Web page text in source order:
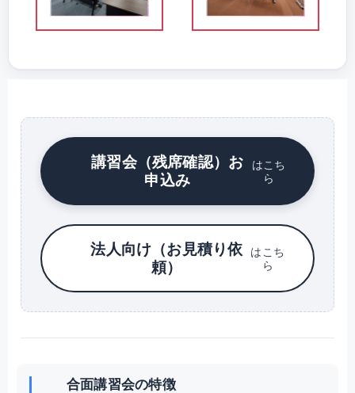
講習会（残席確認）お
申込み
はこち
ら
法人向け（お見積り依
頼）
はこち
ら
合面講習会の特徴